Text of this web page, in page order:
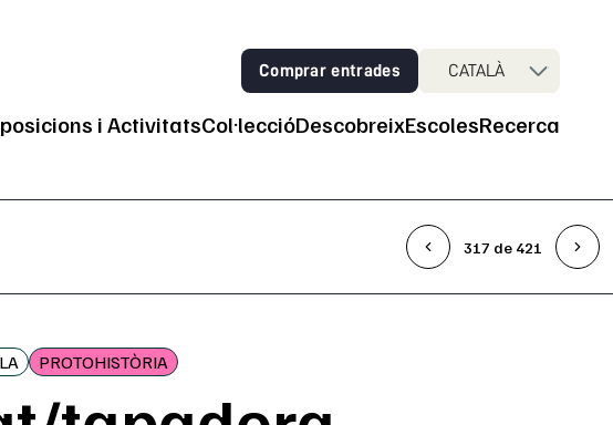
Comprar entrades CATALÀ
principal
i ActivitatsCol·leccióDescobreixEscolesRecerca
317 de 421
PROTOHISTÒRIA